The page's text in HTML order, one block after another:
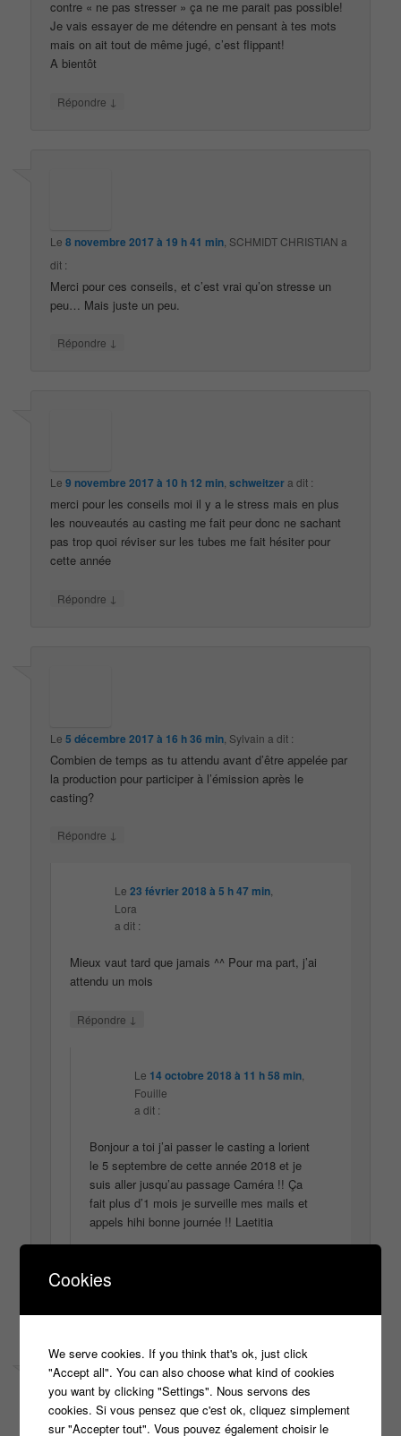
contre « ne pas stresser » ça ne me parait pas possible!
Je vais essayer de me détendre en pensant à tes mots
mais on ait tout de même jugé, c’est flippant!
A bientôt
Répondre ↓
Le8 novembre 2017 à 19 h 41 min SCHMIDT CHRISTIAN a
dit :
Merci pour ces conseils, et c’est vrai qu’on stresse un
peu… Mais juste un peu.
Répondre ↓
Le9 novembre 2017 à 10 h 12 min,schweitzera dit :
merci pour les conseils moi il y a le stress mais en plus
les nouveautés au casting me fait peur donc ne sachant
pas trop quoi réviser sur les tubes me fait hésiter pour
cette année
Répondre ↓
Le5 décembre 2017 à 16 h 36 min Sylvain a dit :
Combien de temps as tu attendu avant d’être appelée par
la production pour participer à l’émission après le
casting?
Répondre ↓
Le23 février 2018 à 5 h 47 min
Lora
a dit :
Mieux vaut tard que jamais ^^ Pour ma part, j’ai
attendu un mois
Répondre ↓
Le 14 octobre 2018 à 11 h 58 min
Fouille
a dit :
Bonjour a toi j’ai passer le casting a lorient
le 5 septembre de cette année 2018 et je
suis aller jusqu’au passage Caméra !! Ça
fait plus d’1 mois je surveille mes mails et
appels hihi bonne journée !! Laetitia
Cookies
We serve cookies. If you think that's ok, just click
"Accept all". You can also choose what kind of cookies
you want by clicking "Settings". Nous servons des
cookies. Si vous pensez que c'est ok, cliquez simplement
sur "Accepter tout". Vous pouvez également choisir le